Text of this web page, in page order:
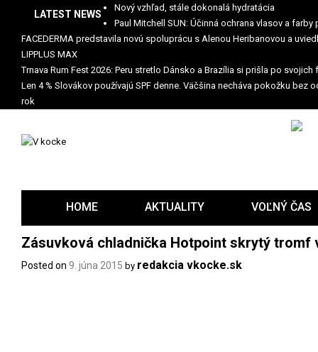
content
LATEST NEWS
Nový vzhľad, stále dokonalá hydratácia
Paul Mitchell SUN: Účinná ochrana vlasov a farby
FACEDERMA predstavila novú spoluprácu s Alenou Heribanovou a
LIPPLUS MAX
Trnava Rum Fest 2026: Peru stretlo Dánsko a Brazília si prišla po svojich
Len 4 % Slovákov používajú SPF denne. Väčšina necháva pokožku bez
rok
HOME AKTUALITY VOĽNÝ ČAS
Zásuvková chladnička Hotpoint skrytý tromf
Posted on 9. júna 2015 by redakcia vkocke.sk